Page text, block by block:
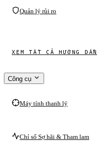
Quản lý rủi ro
XEM TẤT CẢ HƯỚNG DẪN
Công cụ
Máy tính thanh lý
Chỉ số Sợ hãi & Tham lam